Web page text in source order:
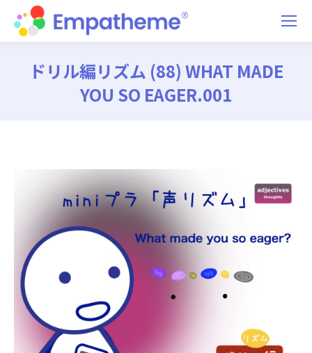
ドリル編リズム (88) WHAT MADE
YOU SO EAGER.001